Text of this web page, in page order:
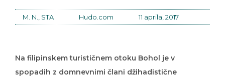
M. N., STA Hudo.com 11 aprila, 2017
Na filipinskem turističnem otoku Bohol je v
spopadih z domnevnimi člani džihadistične